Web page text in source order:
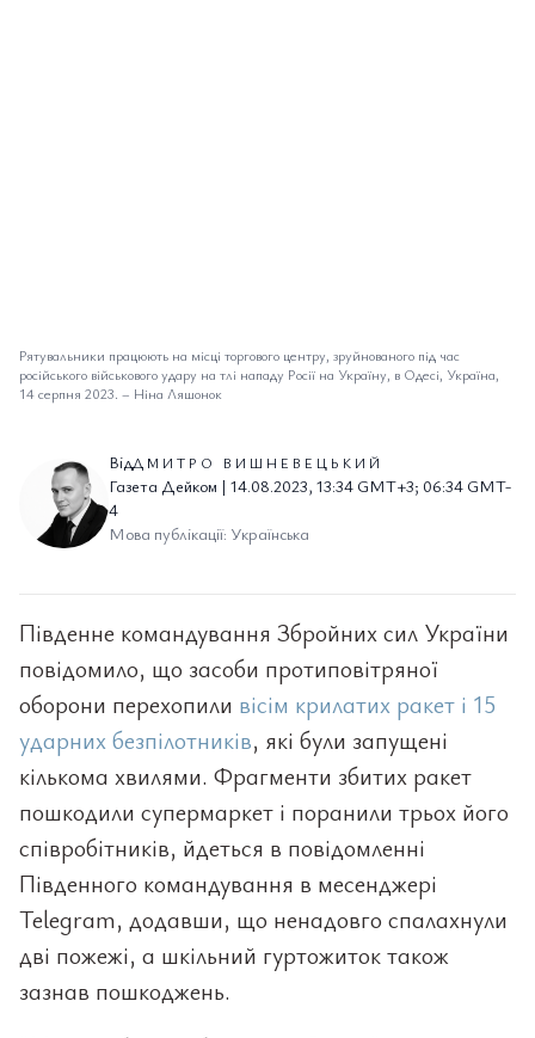
Рятувальники працюють на місці торгового центру, зруйнованого під час
російського військового удару на тлі нападу Росії на Україну, в Одесі, Україна,
14 серпня 2023. – Ніна Ляшонок
ВідДМИТРО ВИШНЕВЕЦЬКИЙ
Газета Дейком | 14.08.2023, 13:34 GMT+3; 06:34 GMT-
4
Мова публікації: Українська
Південне командування Збройних сил України
повідомило, що засоби протиповітряної
оборони перехопили вісім крилатих ракет і 15
ударних безпілотників, які були запущені
кількома хвилями. Фрагменти збитих ракет
пошкодили супермаркет і поранили трьох його
співробітників, йдеться в повідомленні
Південного командування в месенджері
Telegram, додавши, що ненадовго спалахнули
дві пожежі, а шкільний гуртожиток також
зазнав пошкоджень.